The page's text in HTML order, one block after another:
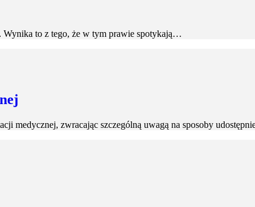
Wynika to z tego, że w tym prawie spotykają…
medycznej, zwracając szczególną uwagą na sposoby